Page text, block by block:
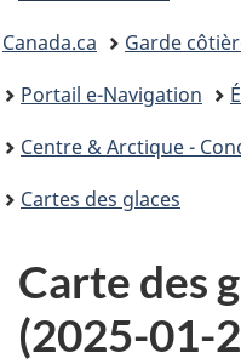
Vous
êtes
ici
:
Canada.ca
Garde
Portail e-Navigation
Centre & Arctique -
Cartes des glaces
Carte des
(2025-01-